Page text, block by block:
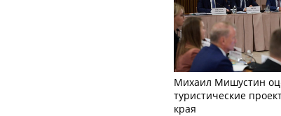
Михаил Мишустин
туристические
края